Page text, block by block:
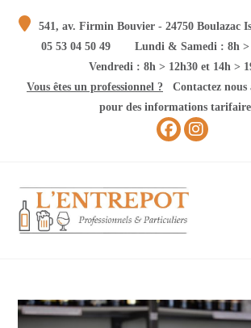
541, av. Firmin Bouvier - 24750 Boulazac
05 53 04 50 49
Lundi & Samedi : 8h
Vendredi : 8h > 12h30 et 14h >
Vous êtes un professionnel ? Contactez nous
pour des informations